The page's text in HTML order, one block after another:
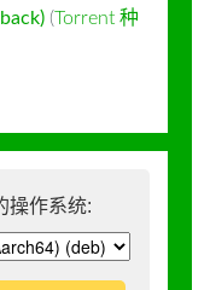
(Torrent 种
操作系统: